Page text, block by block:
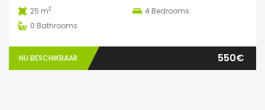
25 m2 4 Bedrooms
0 Bathrooms
NU BESCHIKBAAR 550€